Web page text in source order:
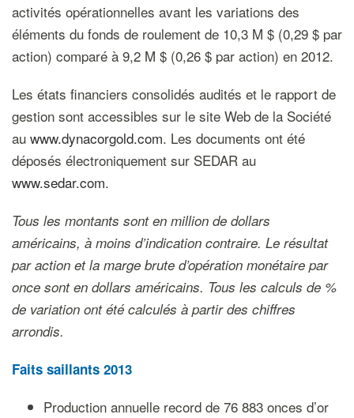
activités opérationnelles avant les variations des
éléments du fonds de roulement de 10,3 M $ (0,29 $ par
action) comparé à 9,2 M $ (0,26 $ par action) en 2012.
Les états financiers consolidés audités et le rapport de
gestion sont accessibles sur le site Web de la Société
au www.dynacorgold.com. Les documents ont été
déposés électroniquement sur SEDAR au
www.sedar.com.
Tous les montants sont en million de dollars
américains, à moins d’indication contraire. Le résultat
par action et la marge brute d’opération monétaire par
once sont en dollars américains. Tous les calculs de %
de variation ont été calculés à partir des chiffres
arrondis.
Faits saillants 2013
Production annuelle record de 76 883 onces d’or